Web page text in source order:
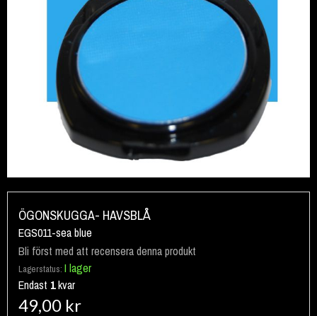
början
bildgalleriet
ÖGONSKUGGA- HAVSBLÅ
EGS011-sea blue
Bli först med att recensera denna produkt
Lagerstatus: I lager
Endast 1kvar
49,00 kr